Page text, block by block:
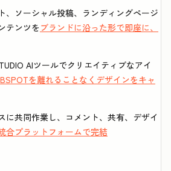
、ソーシャル投稿、ランディングページ
テンツを ブランドに沿った形で即座に、
AIツールでクリエイティブなアイ
を離れることなくデザインをキャ
に共同作業し、コメント、共有、デザイ
合プラットフォームで完結